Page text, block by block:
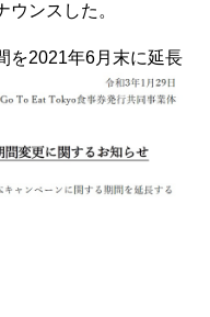
ンスした。
を2021年6月末に延長